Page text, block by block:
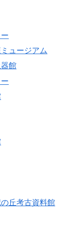
ュージアム
館
丘考古資料館